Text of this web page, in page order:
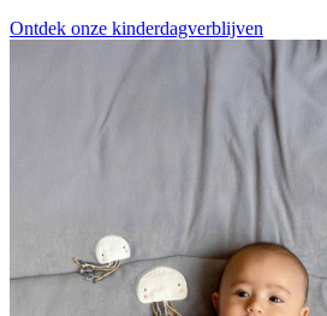
Ontdek onze kinderdagverblijven